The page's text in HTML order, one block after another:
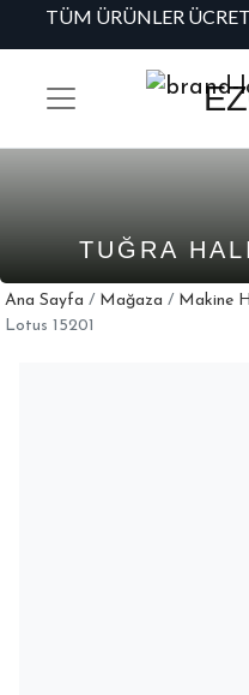
TÜM ÜRÜNLER
TUĞRA
Ana Sayfa / Mağaza / Makine
Lotus 15201